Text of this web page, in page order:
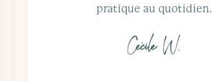
pratique au quotidien.
Cécile W.